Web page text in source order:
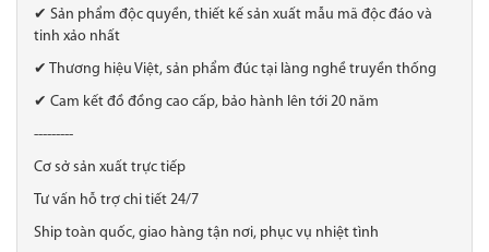
✔ Sản phẩm độc quyền, thiết kế sản xuất mẫu mã độc đáo và
tinh xảo nhất
✔ Thương hiệu Việt, sản phẩm đúc tại làng nghề truyền thống
✔ Cam kết đồ đồng cao cấp, bảo hành lên tới 20 năm
---------
Cơ sở sản xuất trực tiếp
Tư vấn hỗ trợ chi tiết 24/7
Ship toàn quốc, giao hàng tận nơi, phục vụ nhiệt tình